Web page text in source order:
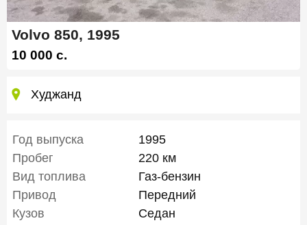
Volvo 850, 1995
10 000 c.
Худжанд
Год выпуска
1995
Пробег
220 км
Вид топлива
Газ-бензин
Привод
Передний
Кузов
Седан